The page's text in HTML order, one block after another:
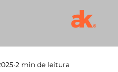
2 min de leitura